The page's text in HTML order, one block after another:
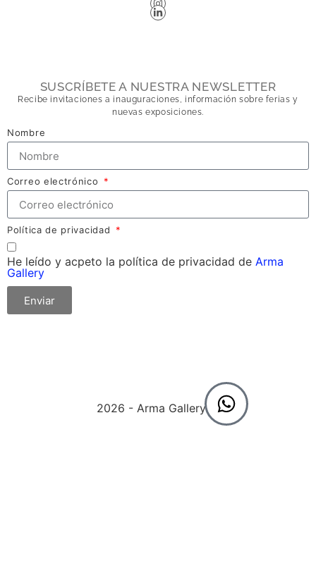
SUSCRÍBETE A NUESTRA NEWSLETTER
Recibe invitaciones a inauguraciones, información sobre ferias y
nuevas exposiciones.
Nombre
Correo electrónico
Política de privacidad
He leído y acpeto la política de privacidad de Arma
Gallery
Enviar
2026 - Arma Gallery ©